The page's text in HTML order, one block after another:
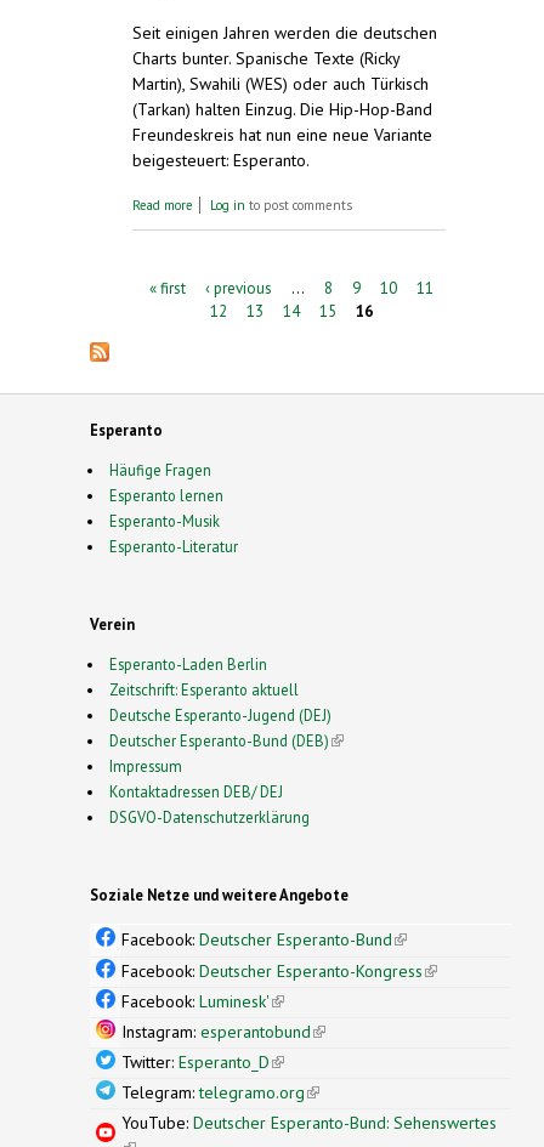
Seit einigen Jahren werden die deutschen
Charts bunter. Spanische Texte (Ricky
Martin), Swahili (WES) oder auch Türkisch
(Tarkan) halten Einzug. Die Hip-Hop-Band
Freundeskreis hat nun eine neue Variante
beigesteuert: Esperanto.
Read more about "Freundeskreis" mit neuem Album
Log in to post comments
« first ‹ previous … 8 9 10
11
12
13 14 15 16
Esperanto
Häufige Fragen
Esperanto lernen
Esperanto-Musik
Esperanto-Literatur
Verein
Esperanto-Laden Berlin
Zeitschrift: Esperanto aktuell
Deutsche Esperanto-Jugend (DEJ)
Deutscher Esperanto-Bund (DEB)(link is external)
Impressum
Kontaktadressen DEB/ DEJ
DSGVO-Datenschutzerklärung
Soziale Netze und weitere Angebote
Facebook: Deutscher Esperanto-Bund(link is
external)
Facebook: Deutscher Esperanto-Kongress(link is
Facebook: Luminesk'(link is external)
Instagram: esperantobund(link is external)
Twitter: Esperanto_D(link is external)
Telegram:telegramo.org(link is external)
YouTube: Deutscher Esperanto-Bund: Sehenswertes